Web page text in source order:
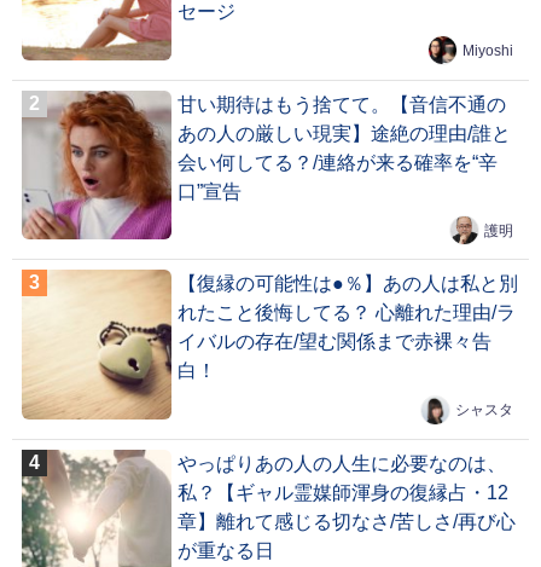
セージ
Miyoshi
甘い期待はもう捨てて。【音信不通の
あの人の厳しい現実】途絶の理由/誰と
会い何してる？/連絡が来る確率を“辛
口”宣告
護明
【復縁の可能性は●％】あの人は私と別
れたこと後悔してる？ 心離れた理由/ラ
イバルの存在/望む関係まで赤裸々告
白！
シャスタ
やっぱりあの人の人生に必要なのは、
私？【ギャル霊媒師渾身の復縁占・12
章】離れて感じる切なさ/苦しさ/再び心
が重なる日